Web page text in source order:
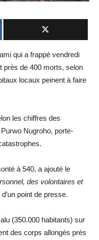
qui a frappé vendredi
près de 400 morts, selon
locaux peinent à faire
les chiffres des
Nugroho, porte-
à 540, a ajouté le
des volontaires et
point de presse.
(350.000 habitants) sur
des corps allongés près